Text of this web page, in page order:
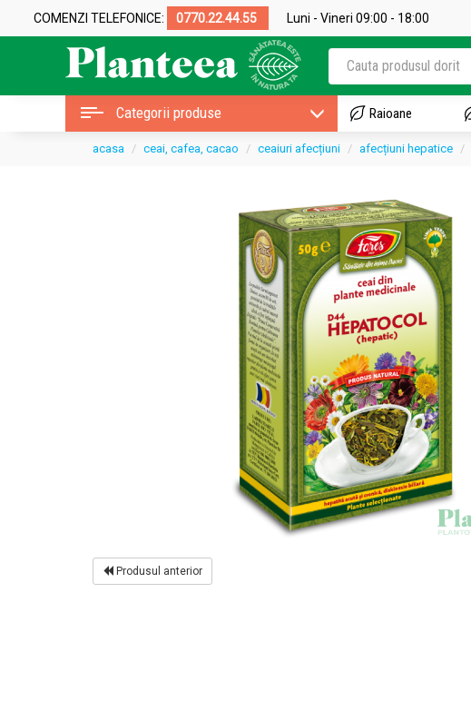
COMENZI TELEFONICE: 0770.22.44.55 Luni - Vineri 09:00 - 18:00
Categorii produse Raioane
acasa ceai, cafea, cacao ceaiuri afecțiuni afecțiuni hepatice
Produsul anterior